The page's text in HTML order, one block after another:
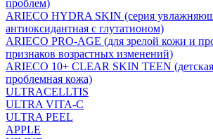
проблем)
ARIECO HYDRA SKIN (серия
антиоксидантная с глутатионом)
ARIECO PRO-AGE (для зрелой кожи и
признаков возрастных изменений)
ARIECO 10+ CLEAR SKIN TEEN
проблемная кожа)
ULTRACELLTIS
ULTRA VITA-C
ULTRA PEEL
APPLE